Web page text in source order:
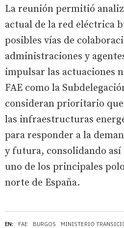
EN: FAE BURGOS MINISTERIO
La reunión permitió
actual de la red eléctrica
posibles vías de
administraciones y
impulsar las actuaciones
FAE como la
consideran prioritario
las infraestructuras
para responder a la
y futura, consolidando así
uno de los principales
norte de España.